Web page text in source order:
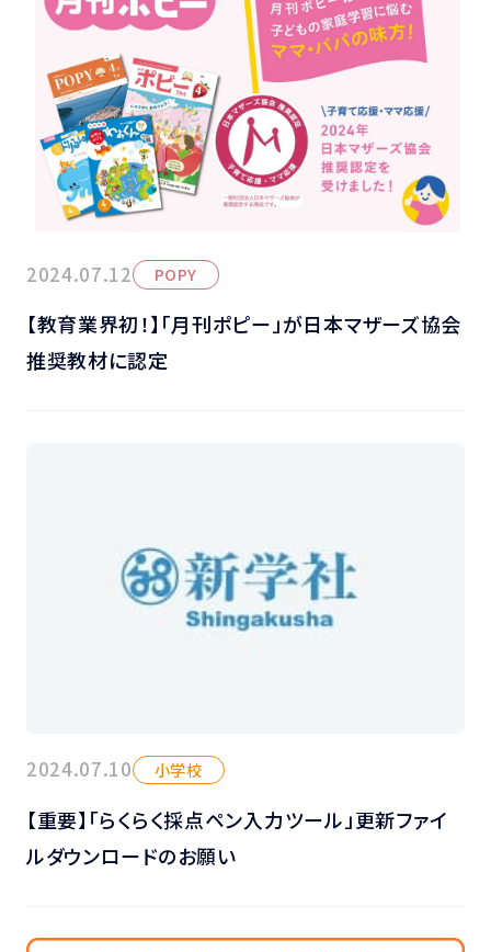
2024.07.12 POPY
【教育業界初！】「月刊ポピー」が日本マザーズ協会
推奨教材に認定
2024.07.10 小学校
【重要】「らくらく採点ペン入力ツール」更新ファイ
ルダウンロードのお願い